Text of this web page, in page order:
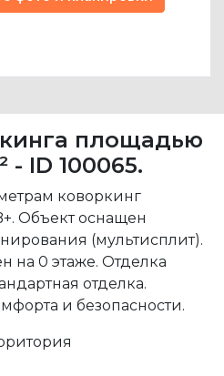
площадью
- ID 100065.
коворкинг
Объект оснащен
(мультисплит).
на 0 этаже. Отделка
отделка.
и безопасности.